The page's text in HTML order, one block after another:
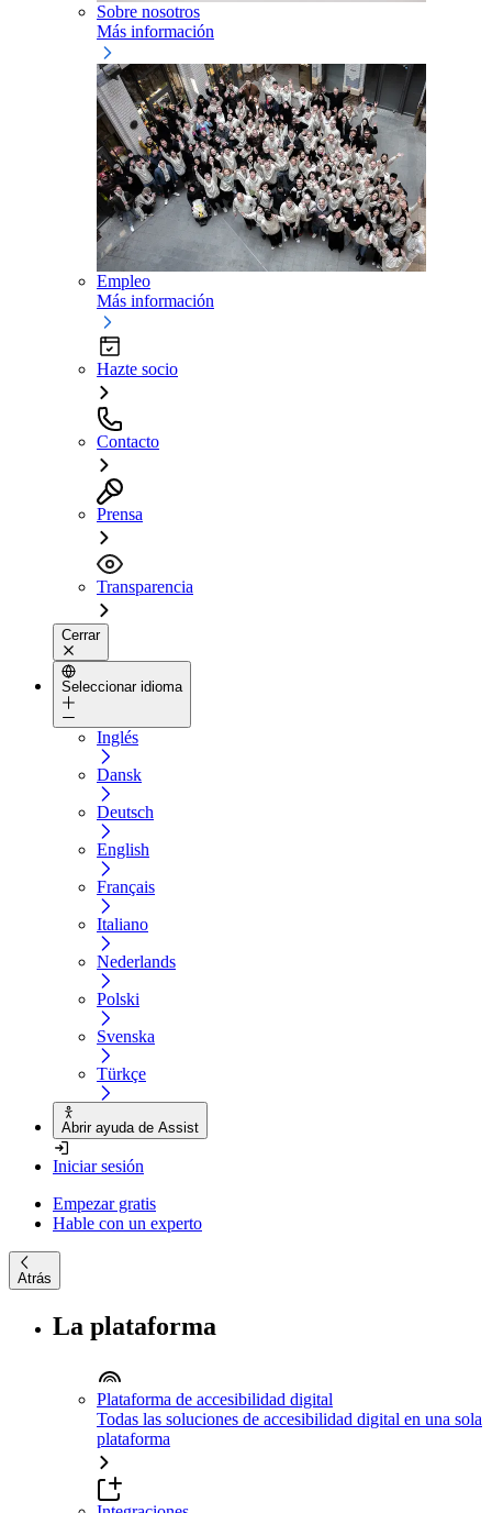
Sobre nosotros
Más información
Empleo
Más información
Hazte socio
Contacto
Prensa
Transparencia
Cerrar
Seleccionar idioma
Inglés
Dansk
Deutsch
English
Français
Italiano
Nederlands
Polski
Svenska
Türkçe
Abrir ayuda de Assist
Iniciar sesión
Empezar gratis
Hable con un experto
Atrás
La plataforma
Plataforma de accesibilidad digital
Todas las soluciones de accesibilidad digital en una sola
plataforma